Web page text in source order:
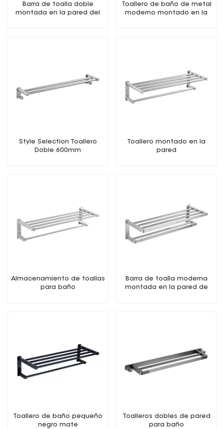
Barra de toalla doble
montada en la pared del
Toallero de baño de metal
moderno montado en la
Style Selection Toallero
Doble 600mm
Toallero montado en la
pared
Almacenamiento de toallas
para baño
Barra de toalla moderna
montada en la pared de
Toallero de baño pequeño
negro mate
Toalleros dobles de pared
para baño